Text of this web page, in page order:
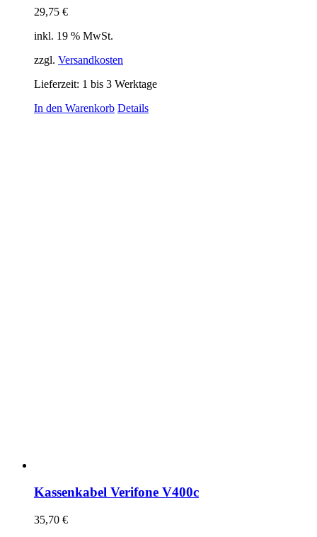
29,75 €
inkl. 19 % MwSt.
zzgl. Versandkosten
Lieferzeit: 1 bis 3 Werktage
In den Warenkorb Details
Kassenkabel Verifone V400c
35,70 €